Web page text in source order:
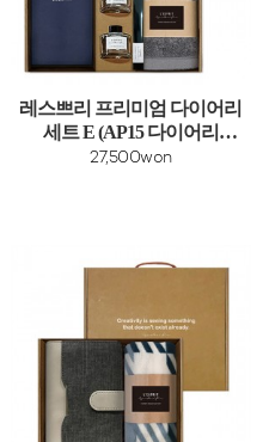
레스쁘리 프리미엄 다이어리
세트 E (AP15 다이어리
+디퓨저2p+타올)
27,500won